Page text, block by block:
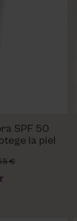
SPF 50
la piel
€